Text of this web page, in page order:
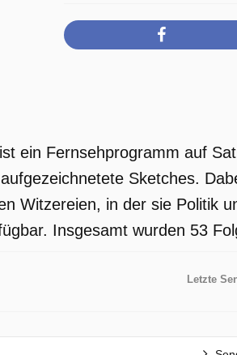
ein Fernsehprogramm auf
Sketches.
Witzereien, in der sie Politik
Insgesamt wurden 53
Letzte